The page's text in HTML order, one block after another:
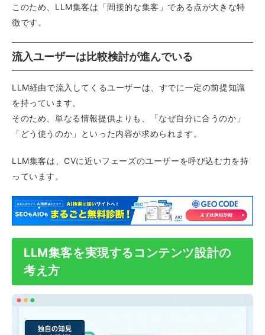
このため、LLM集客は「間接的な集客」である点が大きな特
徴です。
流入ユーザーは比較検討が進んでいる
LLM経由で流入してくるユーザーは、すでに一定の前提知識
を持っています。
そのため、単なる情報提供よりも、「なぜ自分に合うのか」
「どう使うのか」といった内容が求められます。
LLM集客は、CVに近いフェーズのユーザーを呼び込む力を持
っています。
LLM集客を実現するコンテンツ設計の
考え方